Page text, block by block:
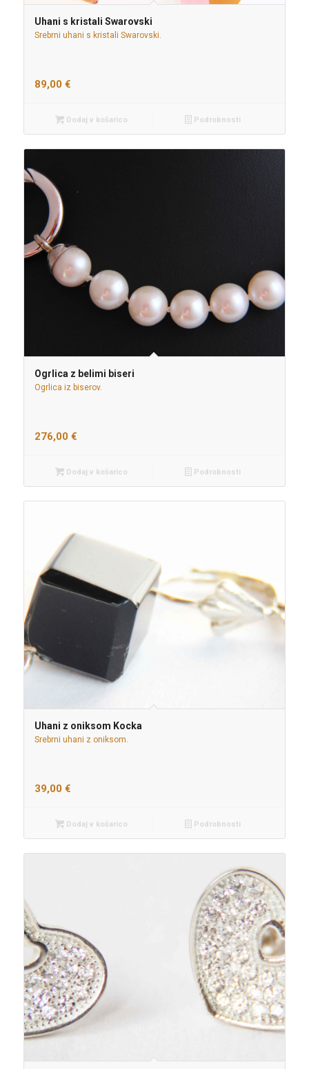
Uhani s kristali Swarovski
Srebrni uhani s kristali Swarovski.
89,00 €
Dodaj v košarico Podrobnosti
Ogrlica z belimi biseri
Ogrlica iz biserov.
276,00 €
Dodaj v košarico Podrobnosti
Uhani z oniksom Kocka
Srebrni uhani z oniksom.
39,00 €
Dodaj v košarico Podrobnosti